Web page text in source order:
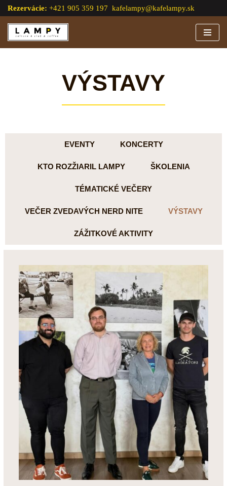
Preskočiť
na
Rezervácie: +421 905 359 197 kafelampy@kafelampy.sk
VÝSTAVY
EVENTY KONCERTY
KTO ROZŽIARIL LAMPY ŠKOLENIA
TÉMATICKÉ VEČERY
VEČER ZVEDAVÝCH NERD NITE VÝSTAVY
ZÁŽITKOVÉ AKTIVITY